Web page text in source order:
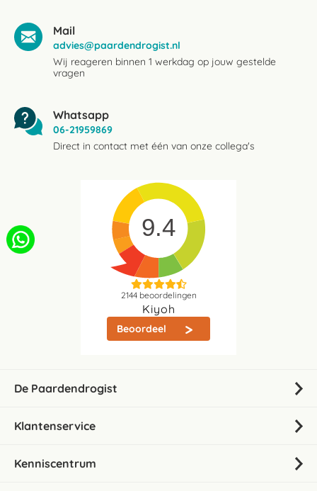
Mail
advies@paardendrogist.nl
Wij reageren binnen 1 werkdag op jouw gestelde
vragen
Whatsapp
06-21959869
Direct in contact met één van onze collega's
9.4
2144beoordelingen
Kiyoh
Beoordeel
De Paardendrogist
Klantenservice
Kenniscentrum